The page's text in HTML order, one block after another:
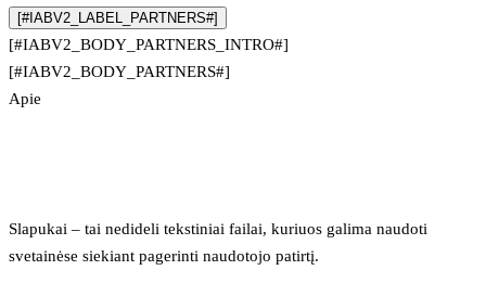
[#IABV2_LABEL_PARTNERS#]
[#IABV2_BODY_PARTNERS_INTRO#]
[#IABV2_BODY_PARTNERS#]
Apie
Slapukai – tai nedideli tekstiniai failai, kuriuos galima naudoti
svetainėse siekiant pagerinti naudotojo patirtį.